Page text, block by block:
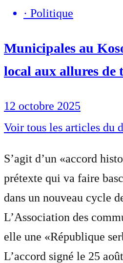
· Politique
Municipales au
local aux allures de
12 octobre 2025
Voir tous les articles du
S’agit d’un «accord
prétexte qui va faire
dans un nouveau cycle
L’Association des
elle une «République
L’accord signé le 25